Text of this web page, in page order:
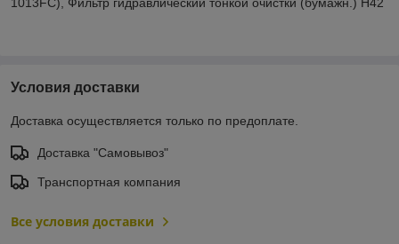
Условия доставки
Доставка осуществляется только по предоплате.
Доставка "Самовывоз"
Транспортная компания
Все условия доставки